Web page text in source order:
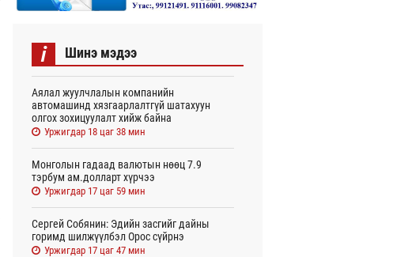
i Шинэ мэдээ
Аялал жуулчлалын компанийн
автомашинд хязгаарлалтгүй шатахуун
олгох зохицуулалт хийж байна
Уржигдар 18 цаг 38 мин
Монголын гадаад валютын нөөц 7.9
тэрбум ам.долларт хүрчээ
Уржигдар 17 цаг 59 мин
Сергей Собянин: Эдийн засгийг дайны
горимд шилжүүлбэл Орос сүйрнэ
Уржигдар 17 цаг 47 мин